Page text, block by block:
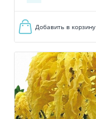
Добавить в корзину